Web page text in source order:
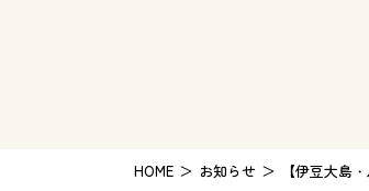
HOME お知らせ 【伊豆大島